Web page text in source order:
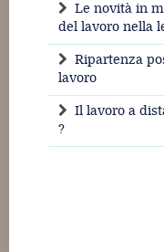
Le novità in
del lavoro nella
Ripartenza
lavoro
Il lavoro a
?